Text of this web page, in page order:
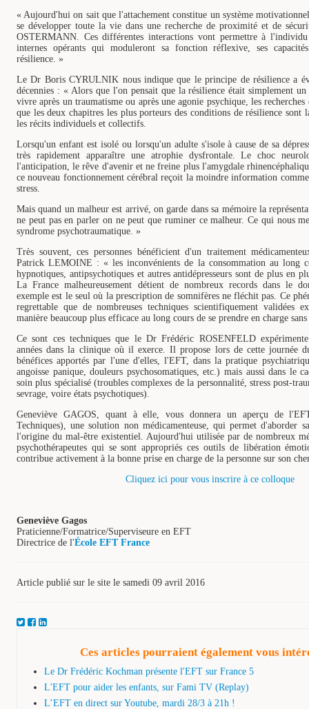
« Aujourd'hui on sait que l'attachement constitue un système
se développer toute la vie dans une recherche de proximité et de
OSTERMANN. Ces différentes interactions vont permettre à
internes opérants qui moduleront sa fonction réflexive, ses
résilience. »
Le Dr Boris CYRULNIK nous indique que le principe de résilience a
décennies : « Alors que l'on pensait que la résilience était simplement
vivre après un traumatisme ou après une agonie psychique, les
que les deux chapitres les plus porteurs des conditions de résilience sont
les récits individuels et collectifs.
Lorsqu'un enfant est isolé ou lorsqu'un adulte s'isole à cause de sa
très rapidement apparaître une atrophie dysfrontale. Le choc
l'anticipation, le rêve d'avenir et ne freine plus l'amygdale
ce nouveau fonctionnement cérébral reçoit la moindre information
stress.
Mais quand un malheur est arrivé, on garde dans sa mémoire la
ne peut pas en parler on ne peut que ruminer ce malheur. Ce qui nous
syndrome psychotraumatique. »
Très souvent, ces personnes bénéficient d'un traitement
Patrick LEMOINE : « les inconvénients de la consommation au long
hypnotiques, antipsychotiques et autres antidépresseurs sont de plus en
La France malheureusement détient de nombreux records dans le
exemple est le seul où la prescription de somnifères ne fléchit pas. Ce
regrettable que de nombreuses techniques scientifiquement validées
manière beaucoup plus efficace au long cours de se prendre en charge
Ce sont ces techniques que le Dr Frédéric ROSENFELD
années dans la clinique où il exerce. Il propose lors de cette journée
bénéfices apportés par l'une d'elles, l'EFT, dans la pratique
angoisse panique, douleurs psychosomatiques, etc.) mais aussi dans le
soin plus spécialisé (troubles complexes de la personnalité, stress post-
sevrage, voire états psychotiques).
Geneviève GAGOS, quant à elle, vous donnera un aperçu de
Techniques), une solution non médicamenteuse, qui permet d'aborder
l'origine du mal-être existentiel. Aujourd'hui utilisée par de nombreux
psychothérapeutes qui se sont appropriés ces outils de libération
contribue activement à la bonne prise en charge de la personne sur son
Cliquez ici pour vous inscrire à ce colloque
Geneviève Gagos
Praticienne/Formatrice/Superviseure en EFT
Directrice de l'École EFT France
Article publié sur le site le samedi 09 avril 2016
Ces articles pourraient également vous
Le Dr Frédéric Kochman présente l'EFT sur France 5
L'EFT pour aider les enfants, sur Fami TV (Replay)
L’EFT en direct sur Youtube, mardi 28/3 à 21h !